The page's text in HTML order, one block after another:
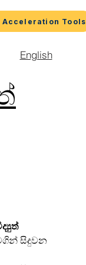
Acceleration Tools
English
සිදුවන